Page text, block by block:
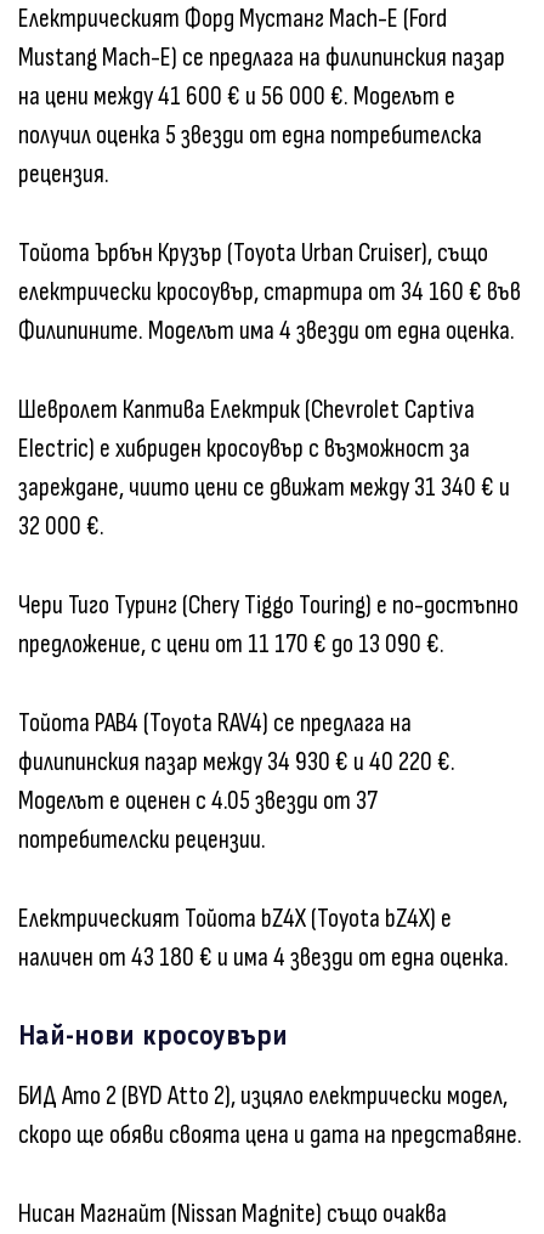
Електрическият Форд Мустанг Mach-E (Ford
Mustang Mach-E) се предлага на филипинския пазар
на цени между 41 600 € и 56 000 €. Моделът е
получил оценка 5 звезди от една потребителска
рецензия.
Тойота Ърбън Крузър (Toyota Urban Cruiser), също
електрически кросоувър, стартира от 34 160 € във
Филипините. Моделът има 4 звезди от една оценка.
Шевролет Каптива Електрик (Chevrolet Captiva
Electric) е хибриден кросоувър с възможност за
зареждане, чиито цени се движат между 31 340 € и
32 000 €.
Чери Тиго Туринг (Chery Tiggo Touring) е по-достъпно
предложение, с цени от 11 170 € до 13 090 €.
Тойота РАВ4 (Toyota RAV4) се предлага на
филипинския пазар между 34 930 € и 40 220 €.
Моделът е оценен с 4.05 звезди от 37
потребителски рецензии.
Електрическият Тойота bZ4X (Toyota bZ4X) е
наличен от 43 180 € и има 4 звезди от една оценка.
Най-нови кросоувъри
БИД Ато 2 (BYD Atto 2), изцяло електрически модел,
скоро ще обяви своята цена и дата на представяне.
Нисан Магнайт (Nissan Magnite) също очаква